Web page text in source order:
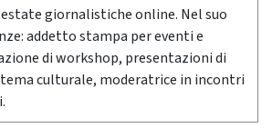
giornalistiche online. Nel suo
addetto stampa per eventi e
di workshop, presentazioni di
culturale, moderatrice in incontri